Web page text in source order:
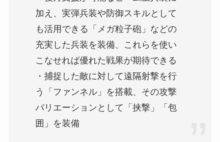
加え、実弾兵装や防御スキルとして
も活用できる「メガ粒子砲」などの
充実した兵装を装備、これらを使い
こなせれば優れた戦果が期待できる
・捕捉した敵に対して遠隔射撃を行
う「ファンネル」を搭載、その攻撃
バリエーションとして「挟撃」「包
囲」を装備